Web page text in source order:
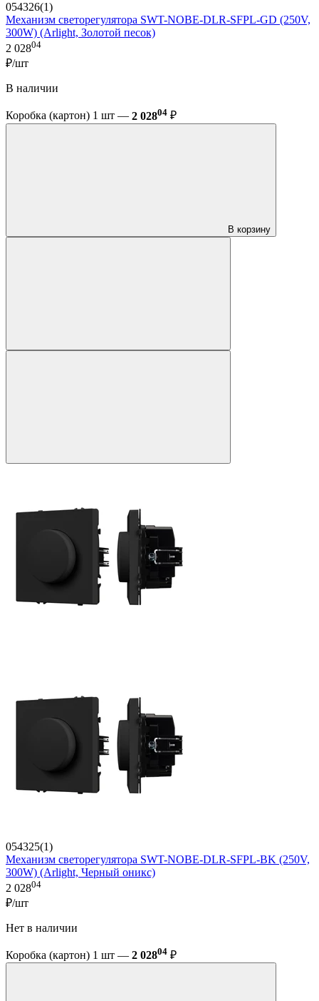
054326(1)
Механизм светорегулятора SWT-NOBE-DLR-SFPL-GD (250V,
300W) (Arlight, Золотой песок)
2 02804
₽/шт
В наличии
Коробка (картон) 1 шт — 2 02804 ₽
В корзину
054325(1)
Механизм светорегулятора SWT-NOBE-DLR-SFPL-BK (250V,
300W) (Arlight, Черный оникс)
2 02804
₽/шт
Нет в наличии
Коробка (картон) 1 шт — 2 02804 ₽